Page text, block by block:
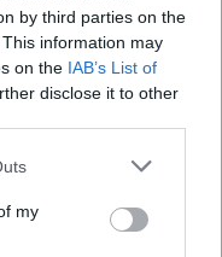
by third parties on the
information may
on the IAB’s List of
disclose it to other
one or more Google
You may click to
third-party tags to
my
ÉS MÉG EGY SOR
EZEN A HÉTVÉGÉN
Pogány Induló és
Szólj hozzá!